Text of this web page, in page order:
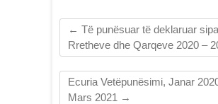
← Të punësuar të deklaruar
Rretheve dhe Qarqeve 2020 –
Ecuria Vetëpunësimi, Janar
Mars 2021 →